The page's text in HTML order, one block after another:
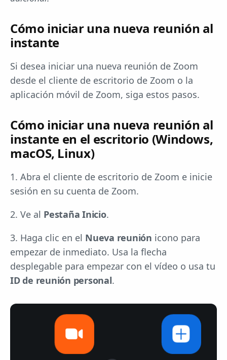
Cómo iniciar una nueva reunión al
instante
Si desea iniciar una nueva reunión de Zoom
desde el cliente de escritorio de Zoom o la
aplicación móvil de Zoom, siga estos pasos.
Cómo iniciar una nueva reunión al
instante en el escritorio (Windows,
macOS, Linux)
1. Abra el cliente de escritorio de Zoom e inicie
sesión en su cuenta de Zoom.
2. Ve al Pestaña Inicio.
3. Haga clic en el Nueva reunión icono para
empezar de inmediato. Usa la flecha
desplegable para empezar con el vídeo o usa tu
ID de reunión personal.